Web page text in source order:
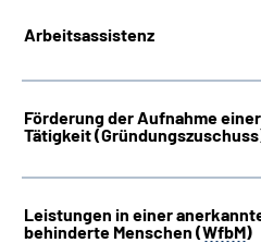
Arbeitsassistenz
Förderung der Aufnahme
Tätigkeit
Leistungen in einer
behinderte Menschen (WfbM)